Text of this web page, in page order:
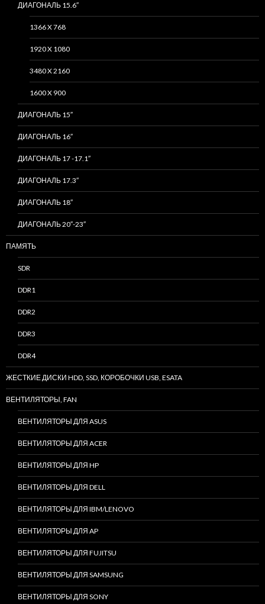
ДИАГОНАЛЬ 15.6″
1366 X 768
1920 X 1080
3480 X 2160
1600 X 900
ДИАГОНАЛЬ 15″
ДИАГОНАЛЬ 16″
ДИАГОНАЛЬ 17 -17.1″
ДИАГОНАЛЬ 17.3″
ДИАГОНАЛЬ 18″
ДИАГОНАЛЬ 20″-23″
ПАМЯТЬ
SDR
DDR1
DDR2
DDR3
DDR4
ЖЕСТКИЕ ДИСКИ HDD, SSD, КОРОБОЧКИ USB, ESATA
ВЕНТИЛЯТОРЫ, FAN
ВЕНТИЛЯТОРЫ ДЛЯ ASUS
ВЕНТИЛЯТОРЫ ДЛЯ ACER
ВЕНТИЛЯТОРЫ ДЛЯ HP
ВЕНТИЛЯТОРЫ ДЛЯ DELL
ВЕНТИЛЯТОРЫ ДЛЯ IBM/LENOVO
ВЕНТИЛЯТОРЫ ДЛЯ AP
ВЕНТИЛЯТОРЫ ДЛЯ FUJITSU
ВЕНТИЛЯТОРЫ ДЛЯ SAMSUNG
ВЕНТИЛЯТОРЫ ДЛЯ SONY